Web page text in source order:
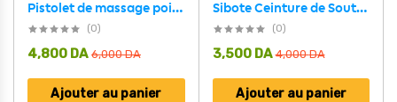
Pistolet de massage poignée allongée avec 4 têtes, 3 modes et 6 niveaux – جهاز تدليك الجسم
(0)
6,000DA
4,800 DA
Ajouter au panier
Sibote Ceinture de Soutien Lombaire Réglable ST-7335 – حزام شد الظهر
(0)
4,000DA
3,500 DA
Ajouter au panier